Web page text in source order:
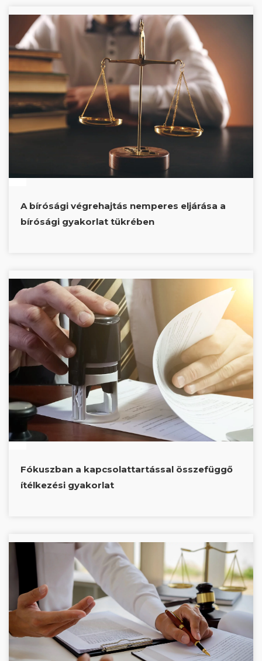
A bírósági végrehajtás nemperes eljárása a
bírósági gyakorlat tükrében
Fókuszban a kapcsolattartással összefüggő
ítélkezési gyakorlat